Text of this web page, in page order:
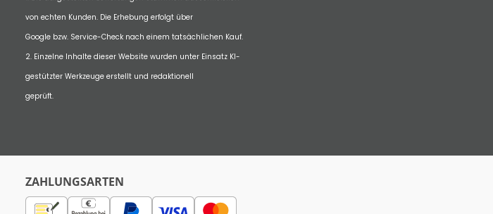
von echten Kunden. Die Erhebung erfolgt über
Google bzw. Service-Check nach einem tatsächlichen Kauf.
2. Einzelne Inhalte dieser Website wurden unter Einsatz KI-
gestützter Werkzeuge erstellt und redaktionell
geprüft.
ZAHLUNGSARTEN